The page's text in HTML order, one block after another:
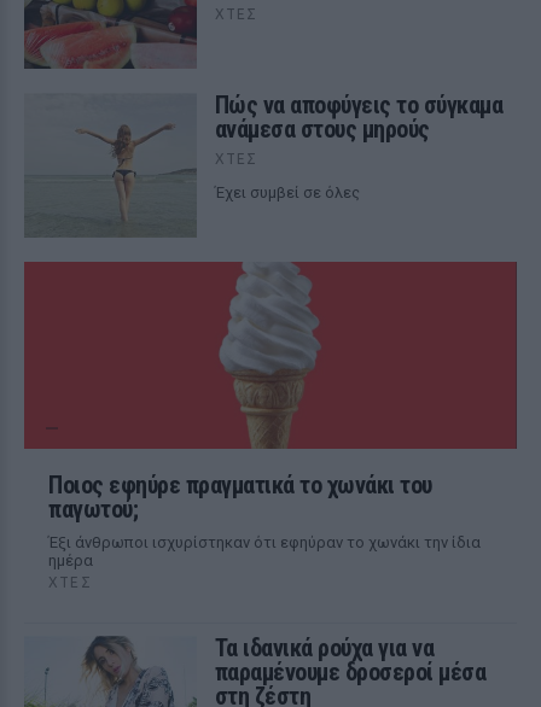
ΧΤΕΣ
Πώς να αποφύγεις το σύγκαμα
ανάμεσα στους μηρούς
ΧΤΕΣ
Έχει συμβεί σε όλες
Ποιος εφηύρε πραγματικά το χωνάκι του
παγωτού;
Έξι άνθρωποι ισχυρίστηκαν ότι εφηύραν το χωνάκι την ίδια
ημέρα
ΧΤΕΣ
Τα ιδανικά ρούχα για να
παραμένουμε δροσεροί μέσα
στη ζέστη